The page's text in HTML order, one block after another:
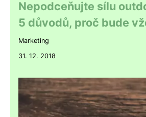
Nepodceňujte sílu
5 důvodů, proč bude
Marketing
31. 12. 2018